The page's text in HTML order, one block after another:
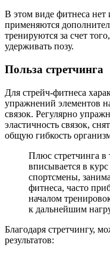
В этом виде фитнеса
применяются
тренируются за счет
удерживать позу.
Польза стретчинга
Для стрейч-фитнеса
упражнений элементов
связок. Регулярно
эластичность связок,
общую гибкость
Плюс стретчинга в
вписывается в
спортсмены,
фитнеса, часто
началом
к дальнейшим
Благодаря стретчингу,
результатов: